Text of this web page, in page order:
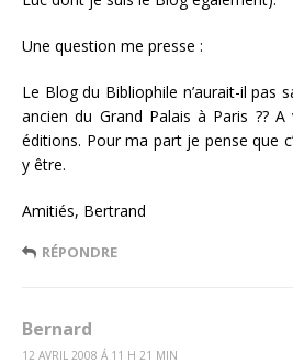
Une question me presse :
Le Blog du Bibliophile n’aurait-il pas
ancien du Grand Palais à Paris ??
éditions. Pour ma part je pense que
y être.
Amitiés, Bertrand
RÉPONDRE
Bernard
12 AVRIL 2008 Á 11 H 21 MIN